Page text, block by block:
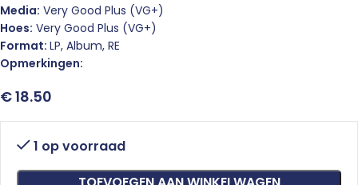
Media: Very Good Plus (VG+)
Hoes: Very Good Plus (VG+)
Format: LP, Album, RE
Opmerkingen:
€18.50
1 op voorraad